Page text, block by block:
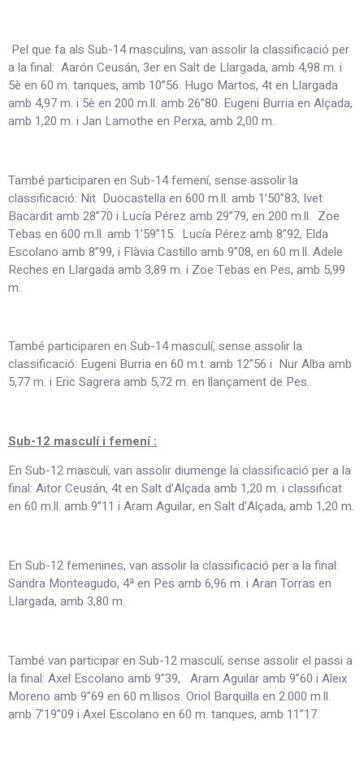
Pel que fa als Sub-14 masculins, van assolir la classificació per
a la final: Aarón Ceusán, 3er en Salt de Llargada, amb 4,98 m. i
5è en 60 m. tanques, amb 10”56. Hugo Martos, 4t en Llargada
amb 4,97 m. i 5è en 200 m.ll. amb 26”80. Eugeni Burria en Alçada,
amb 1,20 m. i Jan Lamothe en Perxa, amb 2,00 m.
També participaren en Sub-14 femení, sense assolir la
classificació: Nit Duocastella en 600 m.ll. amb 1’50”83, Ivet
Bacardit amb 28”70 i Lucía Pérez amb 29”79, en 200 m.ll. Zoe
Tebas en 600 m.ll. amb 1’59”15. Lucía Pérez amb 8”92, Elda
Escolano amb 8”99, i Flàvia Castillo amb 9”08, en 60 m.ll. Adele
Reches en Llargada amb 3,89 m. i Zoe Tebas en Pes, amb 5,99
m.
També participaren en Sub-14 masculí, sense assolir la
classificació: Eugeni Burria en 60 m.t. amb 12”56 i Nur Alba amb
5,77 m. i Eric Sagrera amb 5,72 m. en llançament de Pes.
Sub-12 masculí i femení :
En Sub-12 masculí, van assolir diumenge la classificació per a la
final: Aitor Ceusán, 4t en Salt d’Alçada amb 1,20 m. i classificat
en 60 m.ll. amb 9”11 i Aram Aguilar, en Salt d’Alçada, amb 1,20 m.
En Sub-12 femenines, van assolir la classificació per a la final:
Sandra Monteagudo, 4ª en Pes amb 6,96 m. i Aran Torras en
Llargada, amb 3,80 m.
També van participar en Sub-12 masculí, sense assolir el passi a
la final: Axel Escolano amb 9”39, Aram Aguilar amb 9”60 i Aleix
Moreno amb 9”69 en 60 m.llisos. Oriol Barquilla en 2.000 m.ll.
amb 7’19”09 i Axel Escolano en 60 m. tanques, amb 11”17.